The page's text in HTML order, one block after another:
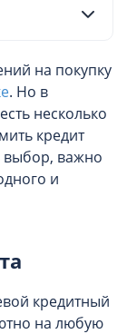
на покупку
. Но в
есть несколько
кредит
выбор, важно
и
кредитный
на любую